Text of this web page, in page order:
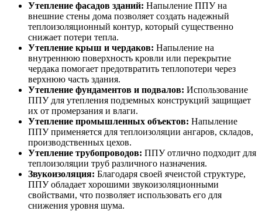
Утепление фасадов зданий: Напыление ППУ на
внешние стены дома позволяет создать надежный
теплоизоляционный контур, который существенно
снижает потери тепла.
Утепление крыш и чердаков: Напыление на
внутреннюю поверхность кровли или перекрытие
чердака помогает предотвратить теплопотери через
верхнюю часть здания.
Утепление фундаментов и подвалов: Использование
ППУ для утепления подземных конструкций защищает
их от промерзания и влаги.
Утепление промышленных объектов: Напыление
ППУ применяется для теплоизоляции ангаров, складов,
производственных цехов.
Утепление трубопроводов: ППУ отлично подходит для
теплоизоляции труб различного назначения.
Звукоизоляция: Благодаря своей ячеистой структуре,
ППУ обладает хорошими звукоизоляционными
свойствами, что позволяет использовать его для
снижения уровня шума.